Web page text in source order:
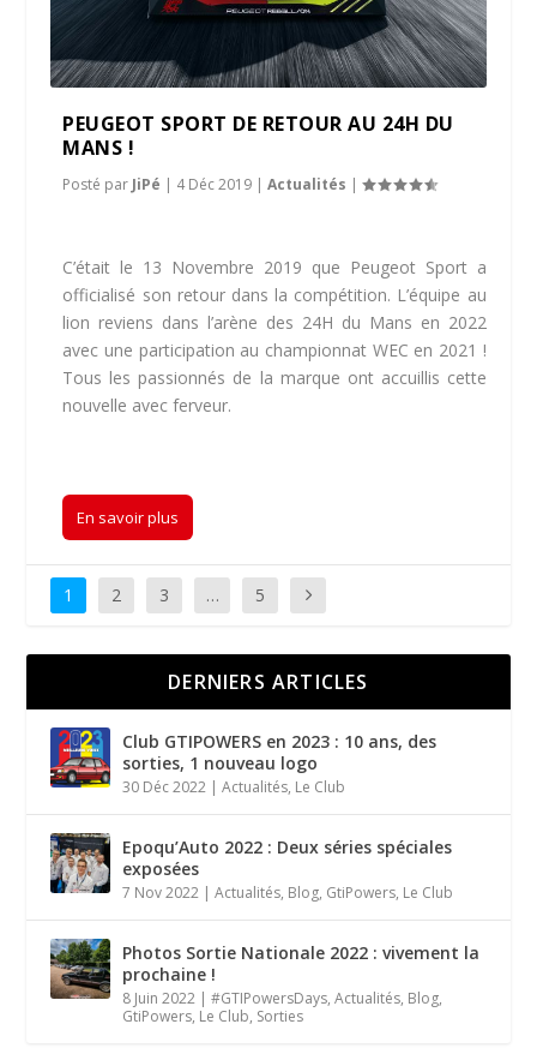
PEUGEOT SPORT DE RETOUR AU 24H DU
MANS !
Posté par JiPé | 4 Déc 2019 |Actualités |
C’était le 13 Novembre 2019 que Peugeot Sport a
officialisé son retour dans la compétition. L’équipe au
lion reviens dans l’arène des 24H du Mans en 2022
avec une participation au championnat WEC en 2021 !
Tous les passionnés de la marque ont accuillis cette
nouvelle avec ferveur.
En savoir plus
1 2 3 … 5
DERNIERS ARTICLES
Club GTIPOWERS en 2023 : 10 ans, des
sorties, 1 nouveau logo
30 Déc 2022 |Actualités, Le Club
Epoqu’Auto 2022 : Deux séries spéciales
exposées
7 Nov 2022 |Actualités, Blog, GtiPowers, Le Club
Photos Sortie Nationale 2022 : vivement la
prochaine !
8 Juin 2022 |#GTIPowersDays,Actualités, Blog,
GtiPowers, Le Club, Sorties